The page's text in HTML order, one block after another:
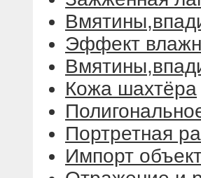
Эффект
Кожа шахтёра
Портретная
Импорт